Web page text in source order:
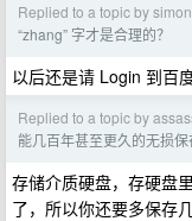
Replied to a topic by
“zhang” 字才是合理的？
以后还是请 Login 到百
Replied to a topic by
能几百年甚至更久的无损保
存储介质硬盘，存硬盘
了，所以你还要多保存